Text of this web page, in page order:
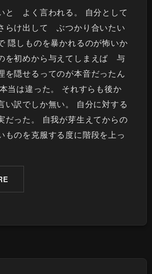
と よく言われる。 自分として
け出して ぶつかり合いたい
隠しものを暴かれるのが怖いか
を初めから与えてしまえば 与
を隠せるってのが本音だったん
当は違った。 それすらも後か
い訳でしか無い。 自分に対する
った。 自我が芽生えてからの
のを克服する度に階段を上っ